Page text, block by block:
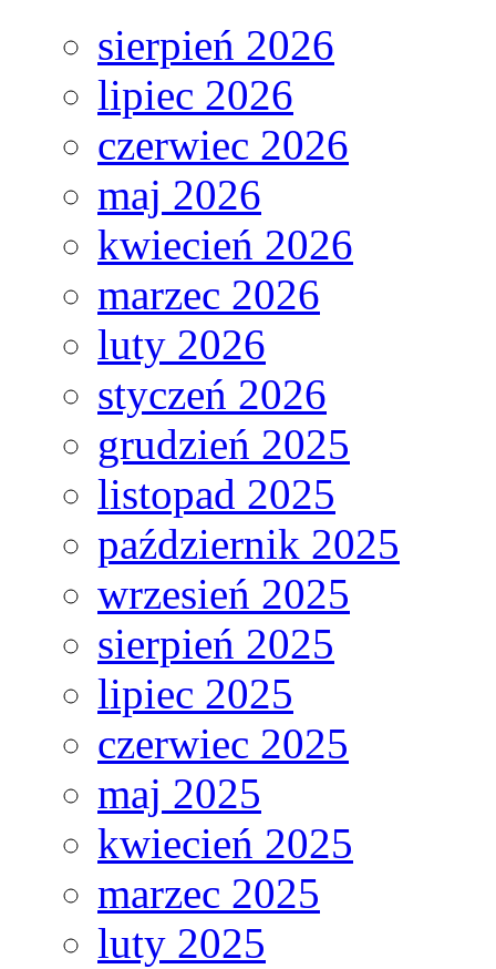
sierpień 2026
lipiec 2026
czerwiec 2026
maj 2026
kwiecień 2026
marzec 2026
luty 2026
styczeń 2026
grudzień 2025
listopad 2025
październik 2025
wrzesień 2025
sierpień 2025
lipiec 2025
czerwiec 2025
maj 2025
kwiecień 2025
marzec 2025
luty 2025